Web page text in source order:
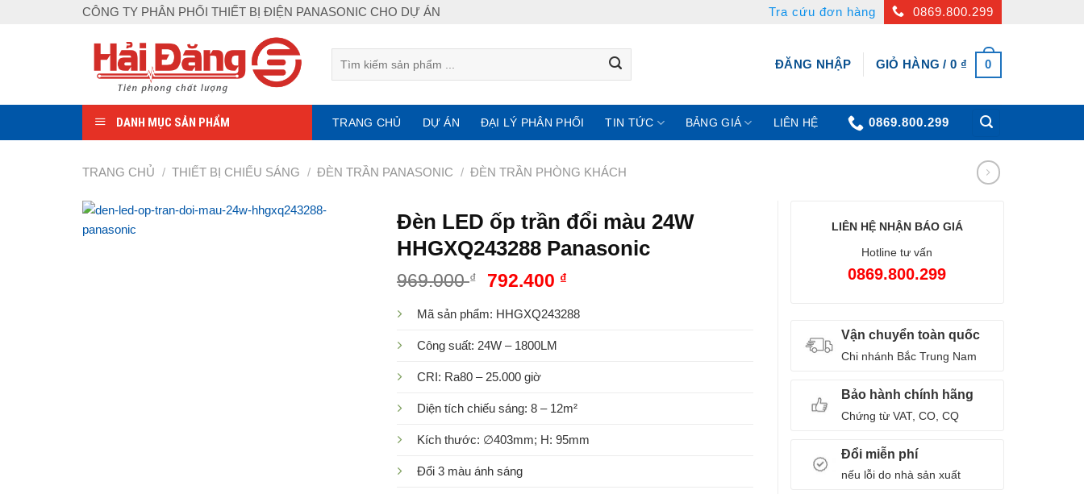
CÔNG TY PHÂN PHỐI THIẾT BỊ ĐIỆN PANASONIC CHO DỰ ÁN Tra cứu đơn hàng 0869.800.299
kiếm:
ĐĂNG NHẬP GIỎ HÀNG /0 ₫ 0
DANH MỤC SẢN PHẨM TRANG CHỦ DỰ ÁN ĐẠI LÝ PHÂN PHỐI TIN TỨC BẢNG GIÁ LIÊN HỆ 0869.800.299
TRANG CHỦ / THIẾT BỊ CHIẾU SÁNG / ĐÈN TRẦN PANASONIC / ĐÈN TRẦN PHÒNG KHÁCH
Đèn LED ốp trần đổi màu 24W
HHGXQ243288 Panasonic
969.000₫ 792.400 ₫
Mã sản phẩm: HHGXQ243288
Công suất: 24W – 1800LM
CRI: Ra80 – 25.000 giờ
Diện tích chiếu sáng: 8 – 12m²
Kích thước: ∅403mm; H: 95mm
Đổi 3 màu ánh sáng
LIÊN HỆ NHẬN BÁO GIÁ
Hotline tư vấn
0869.800.299
Vận chuyển toàn quốc
Chi nhánh Bắc Trung Nam
Bảo hành chính hãng
Chứng từ VAT, CO, CQ
Đổi miễn phí
nếu lỗi do nhà sản xuất